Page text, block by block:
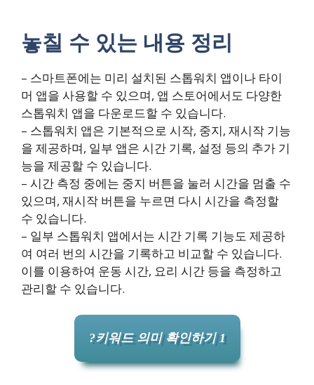
놓칠 수 있는 내용 정리
– 스마트폰에는 미리 설치된 스톱워치 앱이나 타이
머 앱을 사용할 수 있으며, 앱 스토어에서도 다양한
스톱워치 앱을 다운로드할 수 있습니다.
– 스톱워치 앱은 기본적으로 시작, 중지, 재시작 기능
을 제공하며, 일부 앱은 시간 기록, 설정 등의 추가 기
능을 제공할 수 있습니다.
– 시간 측정 중에는 중지 버튼을 눌러 시간을 멈출 수
있으며, 재시작 버튼을 누르면 다시 시간을 측정할
수 있습니다.
– 일부 스톱워치 앱에서는 시간 기록 기능도 제공하
여 여러 번의 시간을 기록하고 비교할 수 있습니다.
이를 이용하여 운동 시간, 요리 시간 등을 측정하고
관리할 수 있습니다.
?키워드 의미 확인하기 1